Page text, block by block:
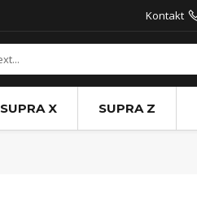
Kontakt
SUPRA X SUPRA Z